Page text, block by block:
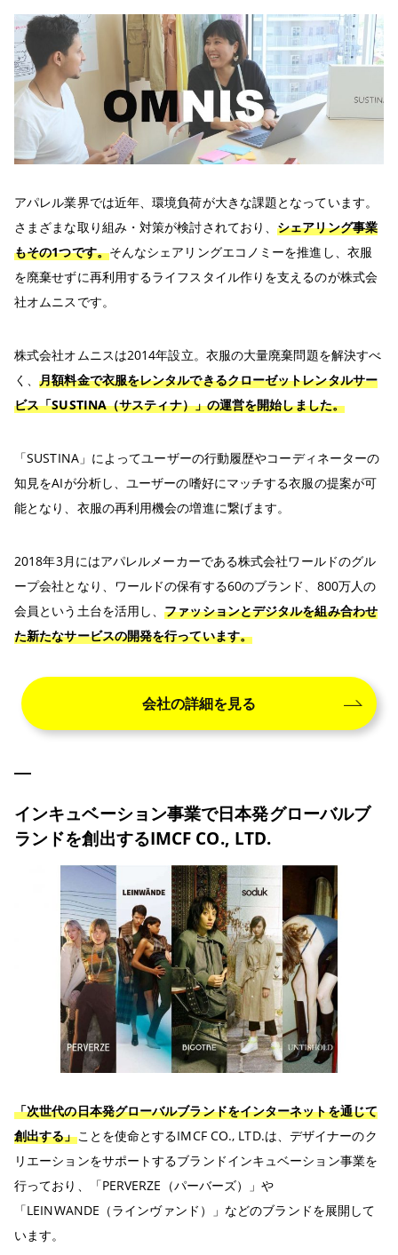
アパレル業界では近年、環境負荷が大きな課題となっています。
さまざまな取り組み・対策が検討されており、シェアリング事業
もその1つです。そんなシェアリングエコノミーを推進し、衣服
を廃棄せずに再利用するライフスタイル作りを支えるのが株式会
社オムニスです。
株式会社オムニスは2014年設立。衣服の大量廃棄問題を解決すべ
く、月額料金で衣服をレンタルできるクローゼットレンタルサー
ビス「SUSTINA（サスティナ）」の運営を開始しました。
「SUSTINA」によってユーザーの行動履歴やコーディネーターの
知見をAIが分析し、ユーザーの嗜好にマッチする衣服の提案が可
能となり、衣服の再利用機会の増進に繋げます。
2018年3月にはアパレルメーカーである株式会社ワールドのグル
ープ会社となり、ワールドの保有する60のブランド、800万人の
会員という土台を活用し、ファッションとデジタルを組み合わせ
た新たなサービスの開発を行っています。
会社の詳細を見る
インキュベーション事業で日本発グローバルブ
ランドを創出するIMCF CO., LTD.
「次世代の日本発グローバルブランドをインターネットを通じて
創出する」ことを使命とするIMCF CO., LTD.は、デザイナーのク
リエーションをサポートするブランドインキュベーション事業を
行っており、「PERVERZE（パーバーズ）」や
「LEINWANDE（ラインヴァンド）」などのブランドを展開して
います。